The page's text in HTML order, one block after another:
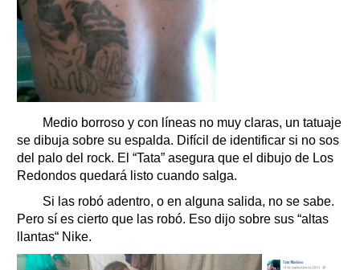
Medio borroso y con líneas no muy claras, un tatuaje
se dibuja sobre su espalda. Difícil de identificar si no sos
del palo del rock. El “Tata” asegura que el dibujo de Los
Redondos quedará listo cuando salga.
Si las robó adentro, o en alguna salida, no se sabe.
Pero sí es cierto que las robó. Eso dijo sobre sus “altas
llantas“ Nike.